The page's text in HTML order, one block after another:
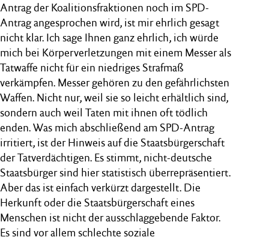
Antrag der Koalitionsfraktionen noch im SPD-
Antrag angesprochen wird, ist mir ehrlich gesagt
nicht klar. Ich sage Ihnen ganz ehrlich, ich würde
mich bei Körperverletzungen mit einem Messer als
Tatwaffe nicht für ein niedriges Strafmaß
verkämpfen. Messer gehören zu den gefährlichsten
Waffen. Nicht nur, weil sie so leicht erhältlich sind,
sondern auch weil Taten mit ihnen oft tödlich
enden. Was mich abschließend am SPD-Antrag
irritiert, ist der Hinweis auf die Staatsbürgerschaft
der Tatverdächtigen. Es stimmt, nicht-deutsche
Staatsbürger sind hier statistisch überrepräsentiert.
Aber das ist einfach verkürzt dargestellt. Die
Herkunft oder die Staatsbürgerschaft eines
Menschen ist nicht der ausschlaggebende Faktor.
Es sind vor allem schlechte soziale